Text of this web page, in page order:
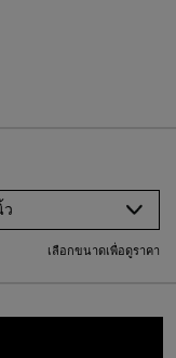
ดของคุณ
ว
เลือกขนาดเพื่อดูราคา